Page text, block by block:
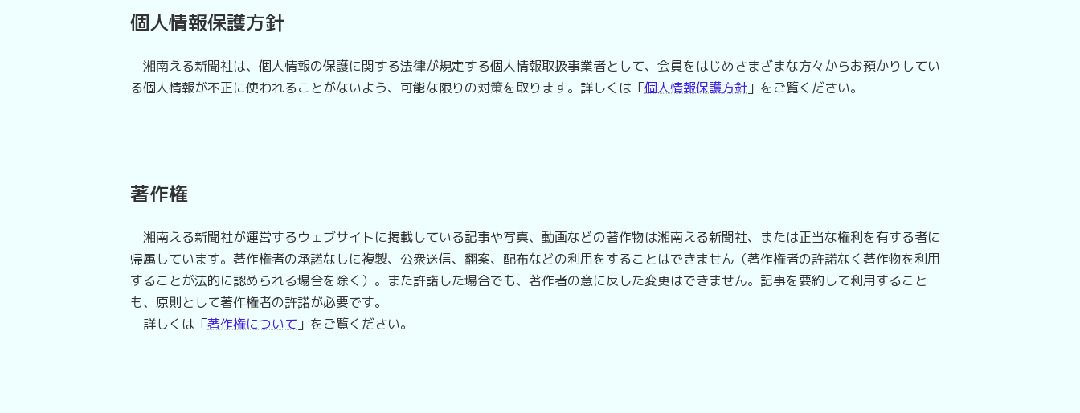
個人情報保護方針
湘南える新聞社は、個人情報の保護に関する法律が規定する個人情報取扱事業者として、会員をはじめさまざまな方々からお預かりしてい
る個人情報が不正に使われることがないよう、可能な限りの対策を取ります。詳しくは「個人情報保護方針 」をご覧ください。
著作権
湘南える新聞社が運営するウェブサイトに掲載している記事や写真、動画などの著作物は湘南える新聞社、または正当な権利を有する者に
帰属しています。著作権者の承諾なしに複製、公衆送信、翻案、配布などの利用をすることはできません（著作権者の許諾なく著作物を利用
することが法的に認められる場合を除く）。また許諾した場合でも、著作者の意に反した変更はできません。記事を要約して利用すること
も、原則として著作権者の許諾が必要です。
詳しくは「著作権について 」をご覧ください。